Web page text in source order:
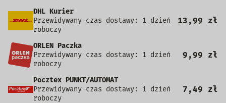
DHL Kurier
Przewidywany czas dostawy: 1 dzień
roboczy
13,99 zł
ORLEN Paczka
Przewidywany czas dostawy: 1 dzień
roboczy
9,99 zł
Pocztex PUNKT/AUTOMAT
Przewidywany czas dostawy: 1 dzień
roboczy
7,49 zł